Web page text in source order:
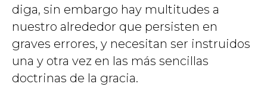
diga, sin embargo hay multitudes a
nuestro alrededor que persisten en
graves errores, y necesitan ser instruidos
una y otra vez en las más sencillas
doctrinas de la gracia.